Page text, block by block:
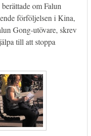
om Falun
förföljelsen i Kina,
Gong-utövare, skrev
till att stoppa